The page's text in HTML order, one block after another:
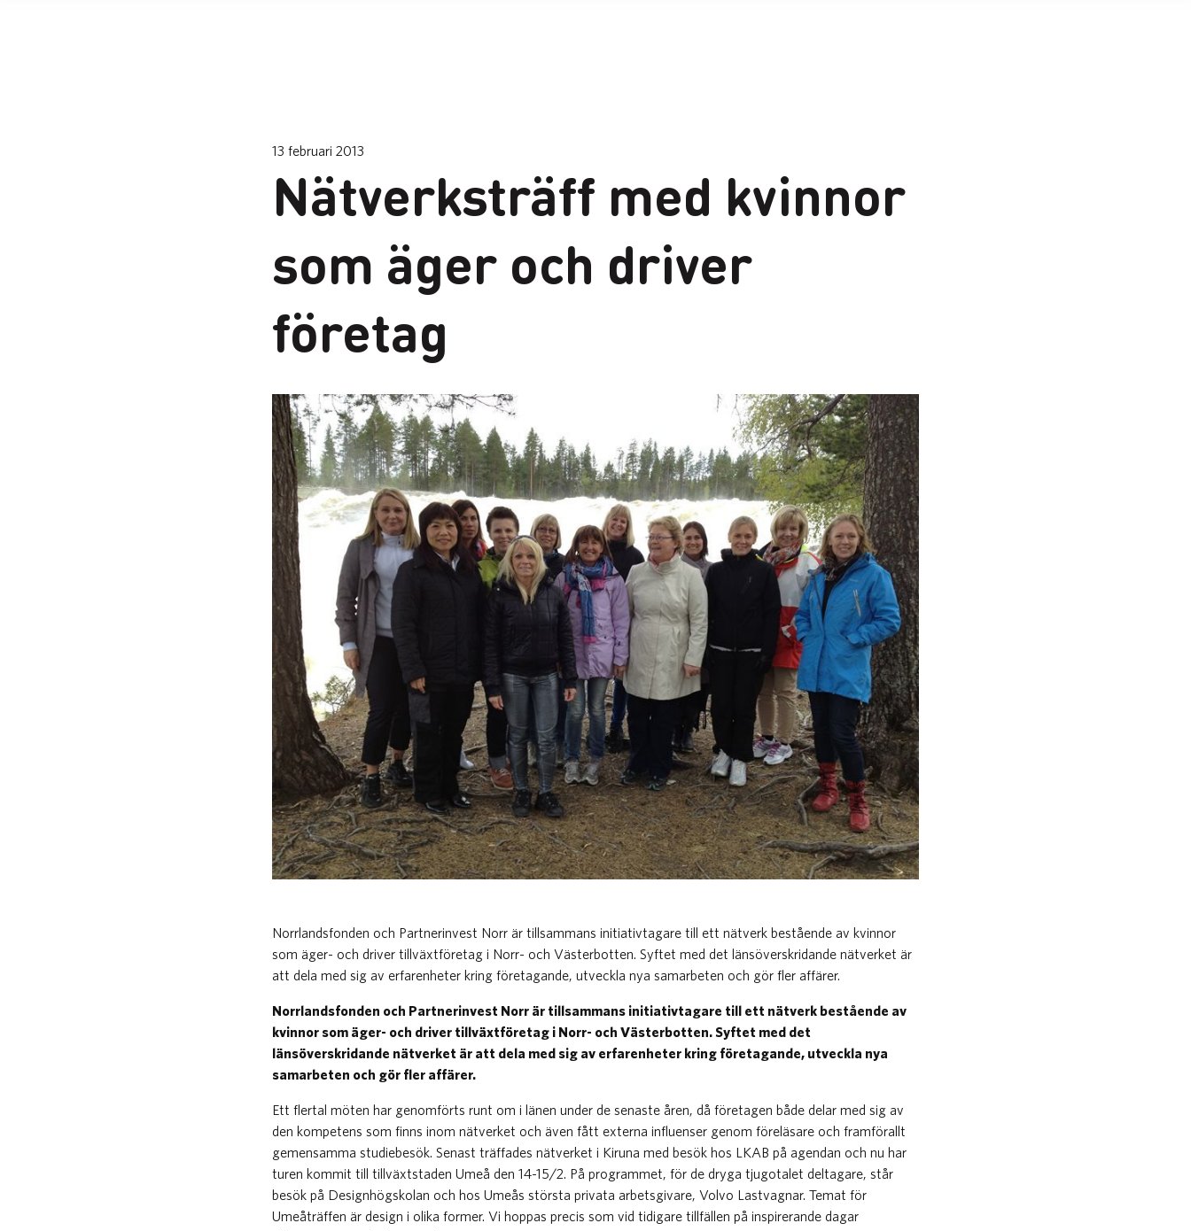
13 februari 2013
Nätverksträff med kvinnor
som äger och driver
företag
​Norrlandsfonden och Partnerinvest Norr är tillsammans initiativtagare till ett nätverk bestående av kvinnor
som äger- och driver tillväxtföretag i Norr- och Västerbotten. Syftet med det länsöverskridande nätverket är
att dela med sig av erfarenheter kring företagande, utveckla nya samarbeten och gör fler affärer.
Norrlandsfonden och Partnerinvest Norr är tillsammans initiativtagare till ett nätverk bestående av
kvinnor som äger- och driver tillväxtföretag i Norr- och Västerbotten. Syftet med det
länsöverskridande nätverket är att dela med sig av erfarenheter kring företagande, utveckla nya
samarbeten och gör fler affärer.
Ett flertal möten har genomförts runt om i länen under de senaste åren, då företagen både delar med sig av
den kompetens som finns inom nätverket och även fått externa influenser genom föreläsare och framförallt
gemensamma studiebesök. Senast träffades nätverket i Kiruna med besök hos LKAB på agendan och nu har
turen kommit till tillväxtstaden Umeå den 14-15/2. På programmet, för de dryga tjugotalet deltagare, står
besök på Designhögskolan och hos Umeås största privata arbetsgivare, Volvo Lastvagnar. Temat för
Umeåträffen är design i olika former. Vi hoppas precis som vid tidigare tillfällen på inspirerande dagar